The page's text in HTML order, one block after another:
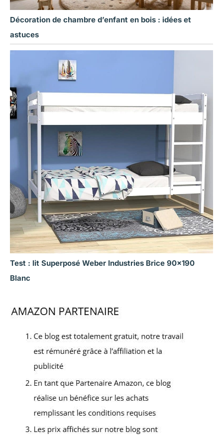
Décoration de chambre d’enfant en bois : idées et
astuces
Test : lit Superposé Weber Industries Brice 90×190
Blanc